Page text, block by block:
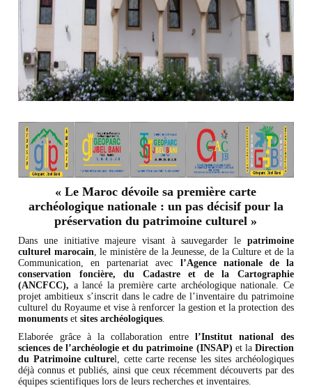
« Le Maroc dévoile sa première carte
archéologique nationale : un pas décisif pour la
préservation du patrimoine culturel »
Dans une initiative majeure visant à sauvegarder le patrimoine
culturel marocain, le ministère de la Jeunesse, de la Culture et de la
Communication, en partenariat avec l’Agence nationale de la
conservation foncière, du Cadastre et de la Cartographie
(ANCFCC), a lancé la première carte archéologique nationale. Ce
projet ambitieux s’inscrit dans le cadre de l’inventaire du patrimoine
culturel du Royaume et vise à renforcer la gestion et la protection des
monuments etsites archéologiques.
Elaborée grâce à la collaboration entrel’Institut national des
sciences de l’archéologie et du patrimoine (INSAP) et laDirection
du Patrimoine culturel, cette carte recense les sites archéologiques
déjà connus et publiés, ainsi que ceux récemment découverts par des
équipes scientifiques lors de leurs recherches et inventaires.